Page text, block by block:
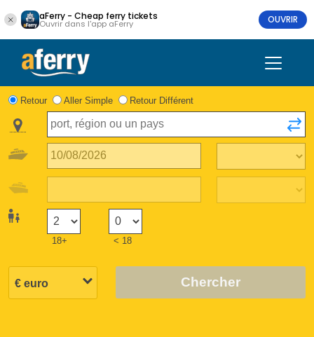
aFerry - Cheap ferry tickets
Ouvrir dans l'app aFerry OUVRIR
Retour Aller Simple Retour Différent
18+ < 18
Chercher